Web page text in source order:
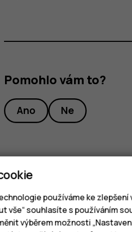
Pomohlo vám to?
Ano Ne
používáme ke
vše“ souhlasíte s používáním
výběrem možnosti